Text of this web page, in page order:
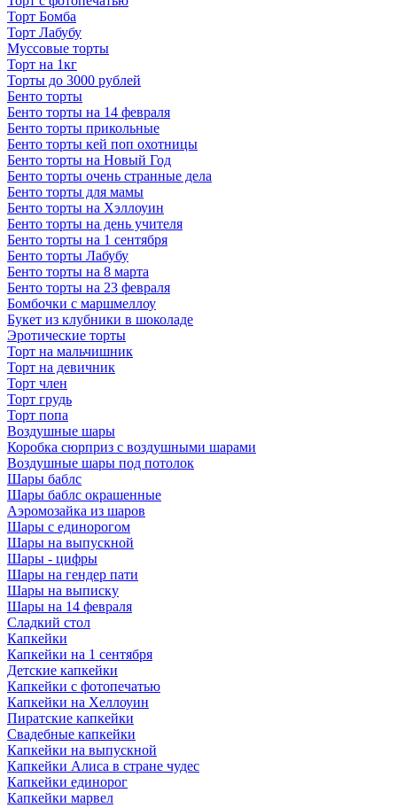
Торт Бомба
Торт Лабубу
Муссовые торты
Торт на 1кг
Торты до 3000 рублей
Бенто торты
Бенто торты на 14 февраля
Бенто торты прикольные
Бенто торты кей поп охотницы
Бенто торты на Новый Год
Бенто торты очень странные дела
Бенто торты для мамы
Бенто торты на Хэллоуин
Бенто торты на день учителя
Бенто торты на 1 сентября
Бенто торты Лабубу
Бенто торты на 8 марта
Бенто торты на 23 февраля
Бомбочки с маршмеллоу
Букет из клубники в шоколаде
Эротические торты
Торт на мальчишник
Торт на девичник
Торт член
Торт грудь
Торт попа
Воздушные шары
Коробка сюрприз с воздушными шарами
Воздушные шары под потолок
Шары баблс
Шары баблс окрашенные
Аэромозайка из шаров
Шары с единорогом
Шары на выпускной
Шары - цифры
Шары на гендер пати
Шары на выписку
Шары на 14 февраля
Сладкий стол
Капкейки
Капкейки на 1 сентября
Детские капкейки
Капкейки с фотопечатью
Капкейки на Хеллоуин
Пиратские капкейки
Свадебные капкейки
Капкейки на выпускной
Капкейки Алиса в стране чудес
Капкейки единорог
Капкейки марвел